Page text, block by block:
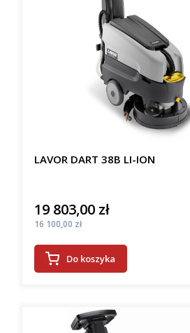
LAVOR DART 38B LI-ION
Cena
19 803,00 zł
Cena
16 100,00 zł
Do koszyka